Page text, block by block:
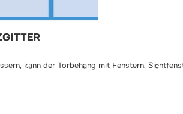
kann der Torbehang mit Fenstern,